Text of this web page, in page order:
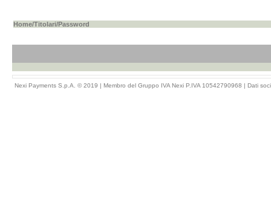
Home/Titolari/Password
Nexi Payments S.p.A. © 2019 | Membro del Gruppo IVA Nexi P.IVA 10542790968 | Dati